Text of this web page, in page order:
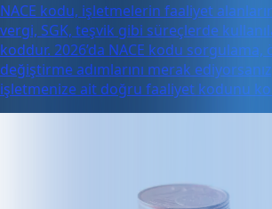
NACE kodu, işletmelerin faaliyet
vergi, SGK, teşvik gibi süreçlerde
koddur. 2026’da NACE kodu sorgulama,
değiştirme adımlarını merak
işletmenize ait doğru faaliyet kodunu